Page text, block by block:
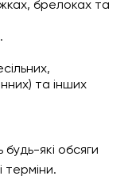
брелоках та
та інших
будь-які обсяги
терміни.